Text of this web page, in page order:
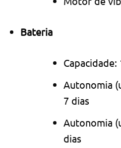
Bateria
Capacidade:
Autonomia
7 dias
Autonomia
dias